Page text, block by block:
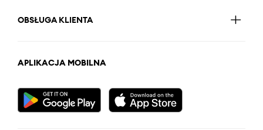
OBSŁUGA KLIENTA
APLIKACJA MOBILNA